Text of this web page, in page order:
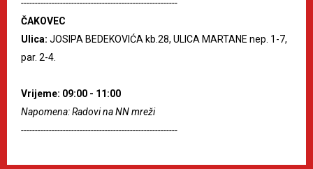
--------------------------------------------------------
ČAKOVEC
Ulica: JOSIPA BEDEKOVIĆA kb.28, ULICA MARTANE nep. 1-7,
par. 2-4.
Vrijeme: 09:00 - 11:00
Napomena: Radovi na NN mreži
--------------------------------------------------------